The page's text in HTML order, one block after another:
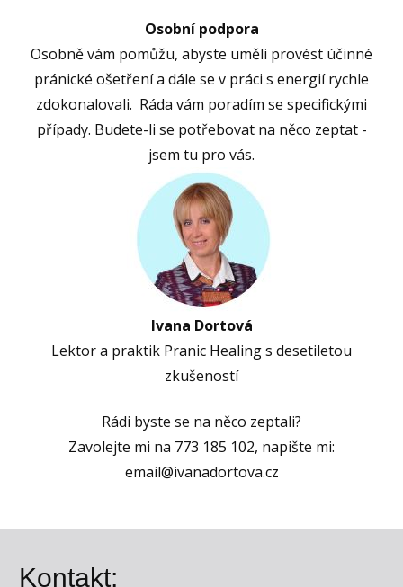
Osobní podpora
Osobně vám pomůžu, abyste uměli provést účinné
pránické ošetření a dále se v práci s energií rychle
zdokonalovali. Ráda vám poradím se specifickými
případy. Budete-li se potřebovat na něco zeptat -
jsem tu pro vás.
Ivana Dortová
Lektor a praktik Pranic Healing s desetiletou
zkušeností
Rádi byste se na něco zeptali?
Zavolejte mi na 773 185 102, napište mi:
email@ivanadortova.cz
Kontakt: